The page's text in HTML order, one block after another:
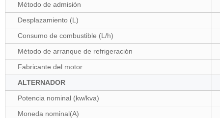
Método de admisión
Desplazamiento (L)
Consumo de combustible (L/h)
Método de arranque de refrigeración
Fabricante del motor
ALTERNADOR
Potencia nominal (kw/kva)
Moneda nominal(A)